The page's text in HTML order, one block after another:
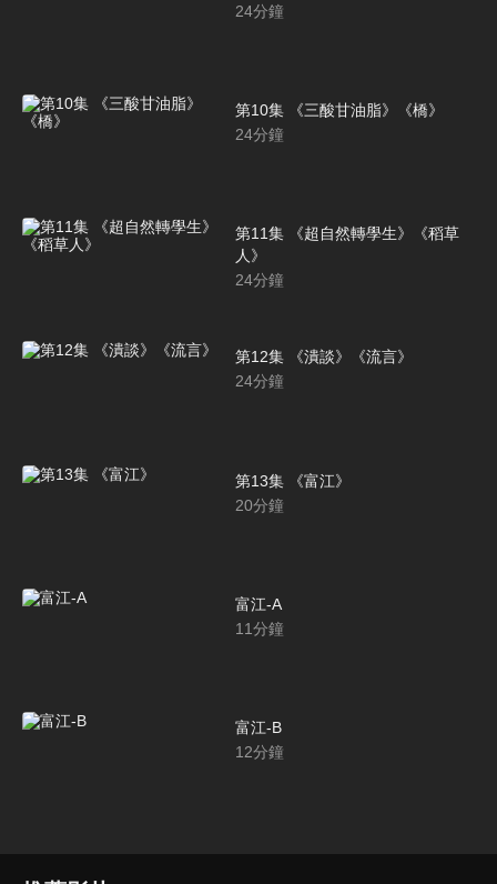
24分鐘
第10集 《三酸甘油脂》《橋》
24分鐘
第11集 《超自然轉學生》《稻草
人》
24分鐘
第12集 《潰談》《流言》
24分鐘
第13集 《富江》
20分鐘
富江-A
11分鐘
富江-B
12分鐘